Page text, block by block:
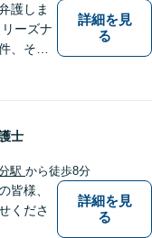
護しま
ーズナ
、その
詳細を見
る
士
駅 から徒歩8分
皆様、
くださ
詳細を見
る